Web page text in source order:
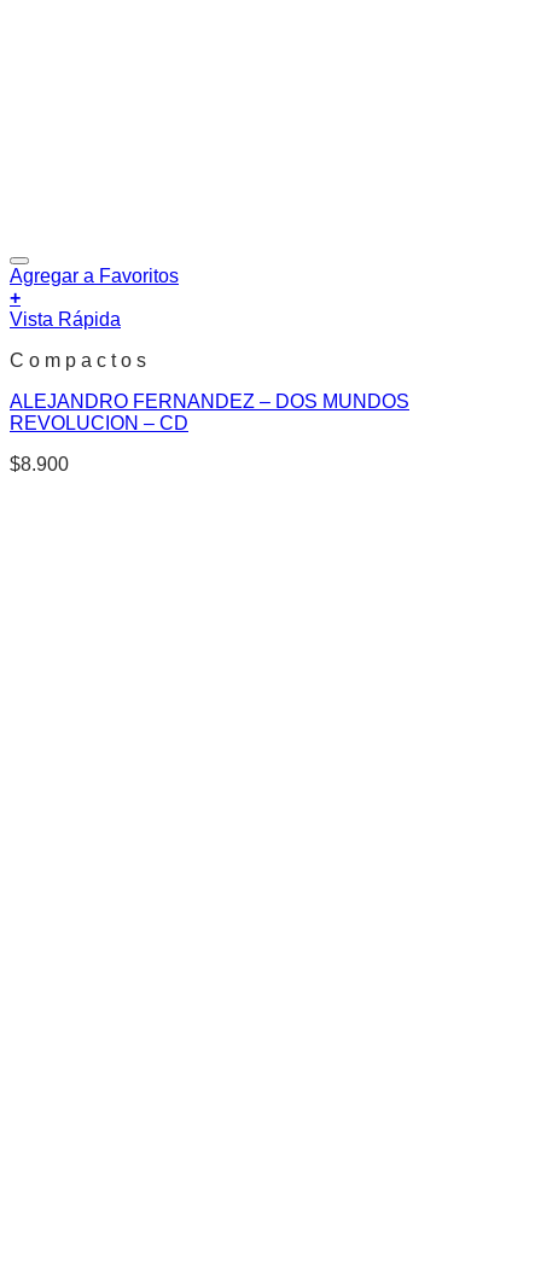
Agregar a Favoritos
+
Vista Rápida
C o m p a c t o s
ALEJANDRO FERNANDEZ – DOS MUNDOS
REVOLUCION – CD
$8.900